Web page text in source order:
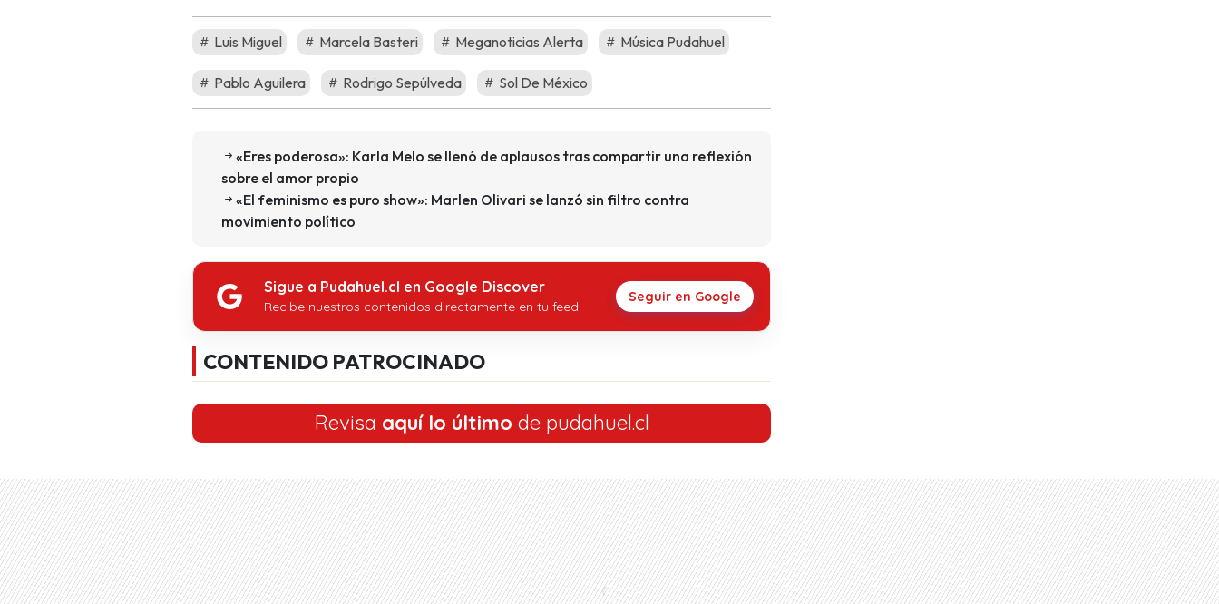
Luis Miguel Marcela Basteri Meganoticias Alerta Música Pudahuel
Pablo Aguilera Rodrigo Sepúlveda Sol De México
«Eres poderosa»: Karla Melo se llenó de aplausos tras compartir una reflexión
sobre el amor propio
«El feminismo es puro show»: Marlen Olivari se lanzó sin filtro contra
movimiento político
Sigue a Pudahuel.cl en Google Discover
Recibe nuestros contenidos directamente en tu feed.
Seguir en Google
CONTENIDO PATROCINADO
Revisa aquí lo último de pudahuel.cl